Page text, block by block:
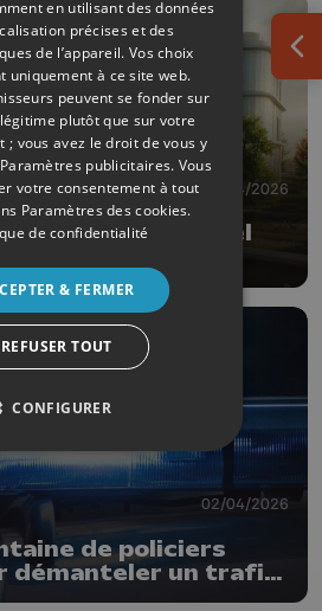
08/04/2026
tout nouvel hôtel
02/04/2026
de policiers
démanteler un trafic
dans 4 communes
en utilisant des données
précises et des
de l’appareil. Vos choix
uniquement à ce site web.
peuvent se fonder sur
plutôt que sur votre
; vous avez le droit de vous y
Paramètres publicitaires. Vous
votre consentement à tout
Paramètres des cookies.
de confidentialité
& FERMER
REFUSER TOUT
CONFIGURER